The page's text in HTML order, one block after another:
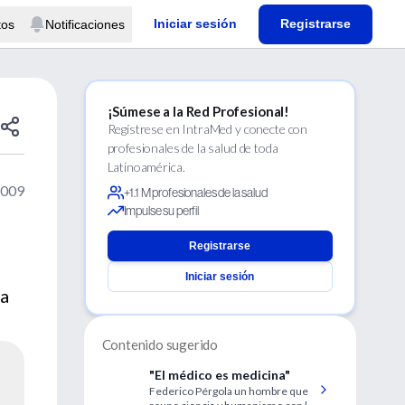
Notificaciones Iniciar sesión Registrarse
¡Súmese a la Red Profesional!
Regístrese en IntraMed y conecte con
profesionales de la salud de toda
Latinoamérica.
+1.1 M profesionales de la salud
Impulse su perfil
Registrarse
Iniciar sesión
Contenido sugerido
"El médico es medicina"
Federico Pérgola un hombre que